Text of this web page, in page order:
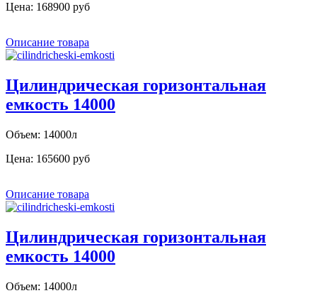
Цена: 168900 руб
Описание товара
Цилиндрическая горизонтальная
емкость 14000
Объем: 14000л
Цена: 165600 руб
Описание товара
Цилиндрическая горизонтальная
емкость 14000
Объем: 14000л